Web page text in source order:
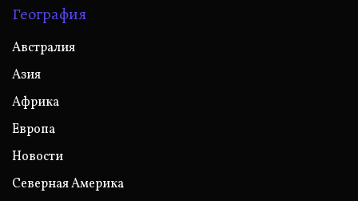
География
Австралия
Азия
Африка
Европа
Новости
Северная Америка